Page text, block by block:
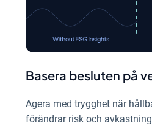
Basera besluten på
Agera med trygghet när
förändrar risk och